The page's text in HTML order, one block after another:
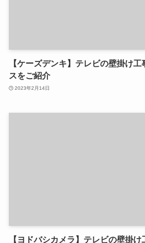
【ケーズデンキ】テレビの壁掛け
スをご紹介
2023年2月14日
【ヨドバシカメラ】テレビの壁掛